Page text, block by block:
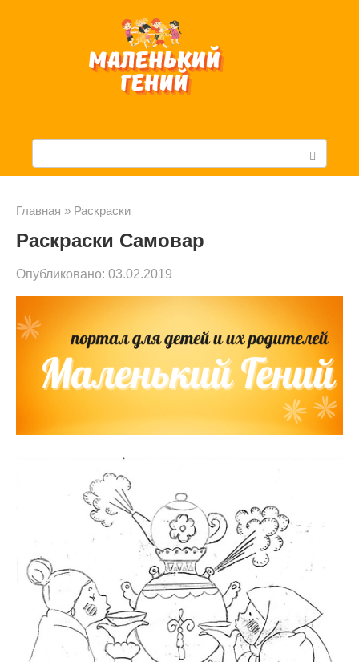
с
:
Главная » Раскраски
Раскраски Самовар
Опубликовано: 03.02.2019